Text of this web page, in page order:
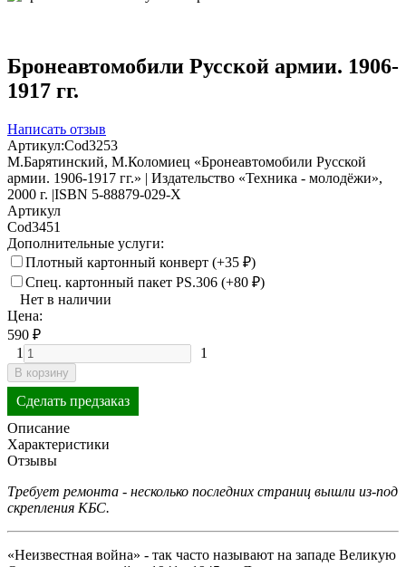
Бронеавтомобили Русской армии. 1906-
1917 гг.
Написать отзыв
Артикул:Cod3253
М.Барятинский, М.Коломиец «Бронеавтомобили Русской
армии. 1906-1917 гг.» | Издательство «Техника - молодёжи»,
2000 г. |ISBN 5-88879-029-X
Артикул
Cod3451
Дополнительные услуги:
Плотный картонный конверт (+35 ₽)
Спец. картонный пакет PS.306 (+80 ₽)
Нет в наличии
Цена:
590 ₽
1
1
В корзину
Сделать предзаказ
Описание
Характеристики
Отзывы
Требует ремонта - несколько последних страниц вышли из-под
скрепления КБС.
«Неизвестная война» - так часто называют на западе Великую